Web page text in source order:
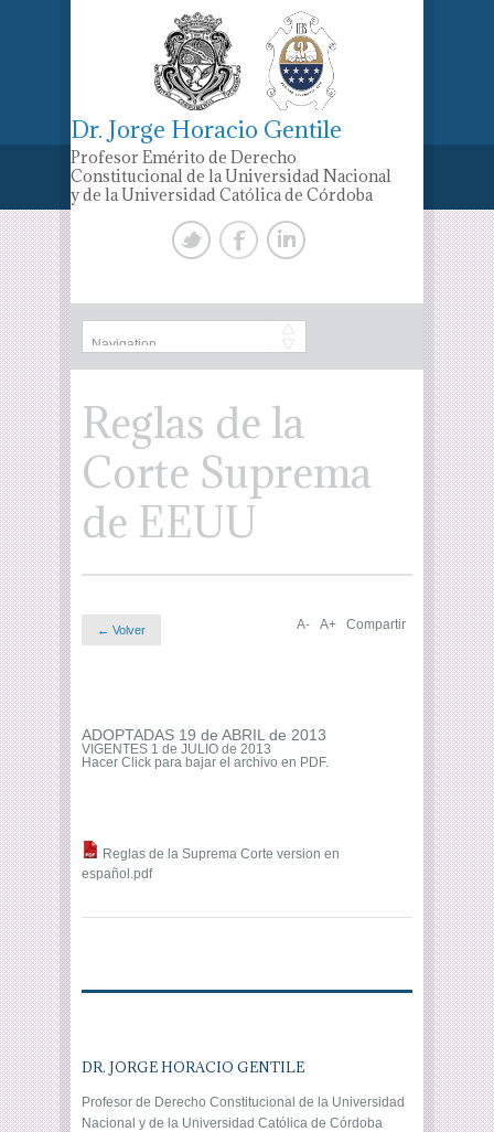
Dr. Jorge Horacio Gentile
Profesor Emérito de Derecho
Constitucional de la Universidad Nacional
y de la Universidad Católica de Córdoba
Reglas de la
Corte Suprema
de EEUU
← Volver A- A+ Compartir
ADOPTADAS 19 de ABRIL de 2013
VIGENTES 1 de JULIO de 2013
Hacer Click para bajar el archivo en PDF.
Reglas de la Suprema Corte version en
español.pdf
DR. JORGE HORACIO GENTILE
Profesor de Derecho Constitucional de la Universidad
Nacional y de la Universidad Católica de Córdoba